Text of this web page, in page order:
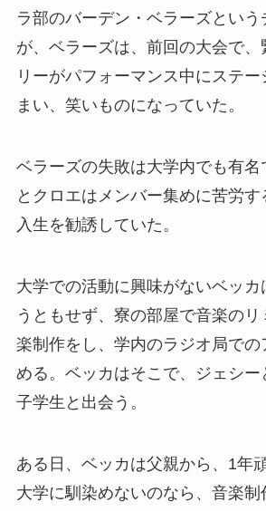
ラ部のバーデン・ベラーズという
が、ベラーズは、前回の大会で、
リーがパフォーマンス中にステー
まい、笑いものになっていた。
ベラーズの失敗は大学内でも有名
とクロエはメンバー集めに苦労
入生を勧誘していた。
大学での活動に興味がないベッカ
うともせず、寮の部屋で音楽の
楽制作をし、学内のラジオ局で
める。ベッカはそこで、ジェシー
子学生と出会う。
ある日、ベッカは父親から、1年
大学に馴染めないのなら、音楽制